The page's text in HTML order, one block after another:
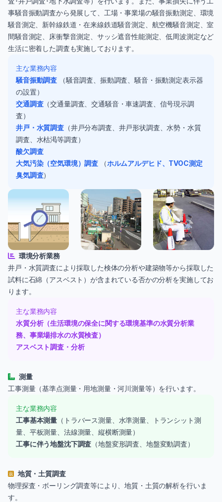
事騒音振動調査から発展して、工場・事業場の騒音振動測定、環境
騒音測定、新幹線鉄道・在来線鉄道騒音測定、航空機騒音測定、室
間騒音測定、床衝撃音測定、サッシ遮音性能測定、低周波測定など
生活に密着した調査も実施しております。
主な業務内容
騒音振動調査 （騒音調査、振動調査、騒音・振動測定表示器
の設置）
交通調査（交通量調査、交通騒音・車速調査、信号現示調
査）
井戸・水質調査（井戸分布調査、井戸形状調査、水勢・水質
調査、水枯渇等調査）
酸欠調査
大気汚染（空気環境）調査 （ホルムアルデヒド、TVOC測定
臭気調査）
環境分析業務
井戸・水質調査により採取した検体の分析や建築物等から採取した
試料に石綿（アスベスト）が含まれている否かの分析を実施してお
ります。
主な業務内容
水質分析（生活環境の保全に関する環境基準の水質分析業
務、事業場排水の水質検査）
アスベスト調査・分析
測量
工事測量（基準点測量・用地測量・河川測量等）を行います。
主な業務内容
工事基本測量 （トラバース測量、水準測量、トランシット測
量、平板測量、法線測量、縦横断測量）
工事に伴う地盤沈下調査 （地盤変形調査、地盤変動調査）
地質・土質調査
物理探査・ボーリング調査等により、地質・土質の解析を行いま
す。